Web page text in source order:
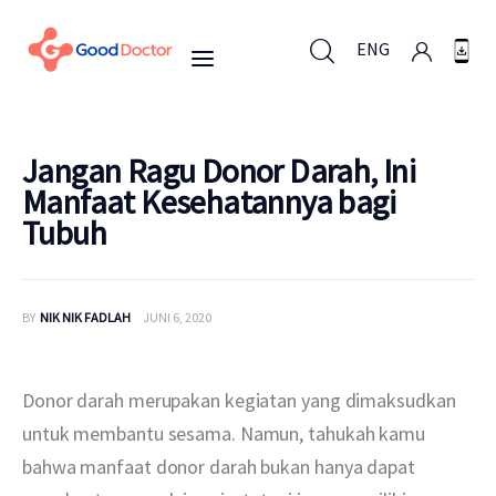
ENG
ENG
Untuk Bisnis
Layanan
Jangan Ragu Donor Darah, Ini
Manfaat Kesehatannya bagi
Tubuh
BY NIK NIK FADLAH JUNI 6, 2020
Donor darah merupakan kegiatan yang dimaksudkan
untuk membantu sesama. Namun, tahukah kamu
bahwa manfaat donor darah bukan hanya dapat